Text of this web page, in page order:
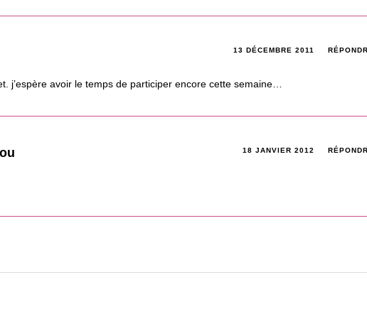
13 DÉCEMBRE 2011
j’espère avoir le temps de participer encore cette semaine…
18 JANVIER 2012